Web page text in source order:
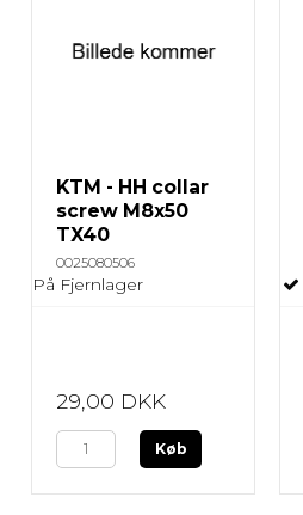
KTM - HH collar
screw M8x50
TX40
0025080506
På Fjernlager
29,00 DKK
Køb